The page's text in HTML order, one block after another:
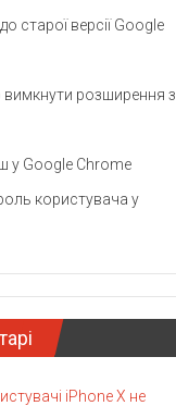
старої версії Google
вимкнути розширення з
у Google Chrome
користувача у
iPhone X не